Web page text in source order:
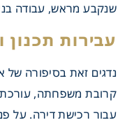
שנקבע מראש, עבודה
נדגים זאת בסיפורה
קרובת משפחתה, עורכת
עבור רכישת דירה. על